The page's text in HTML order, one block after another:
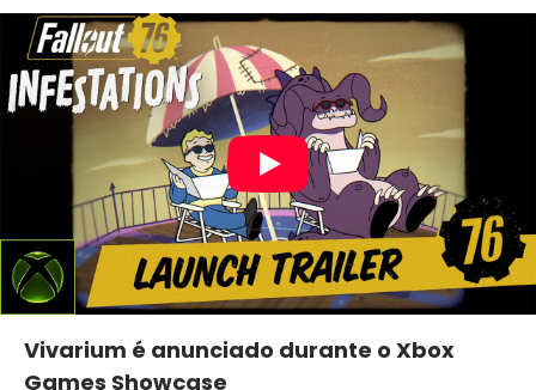
Vivarium é anunciado durante o Xbox
Games Showcase